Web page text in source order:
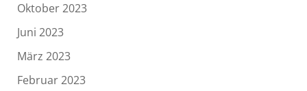
Oktober 2023
Juni 2023
März 2023
Februar 2023